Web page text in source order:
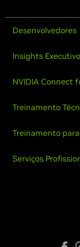
Desenvolvedores
Insights
NVIDIA Connect
Treinamento
Treinamento
Serviços